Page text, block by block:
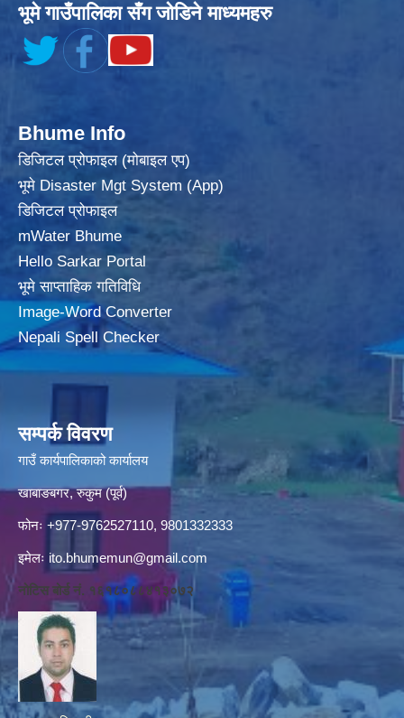
भूमे गाउँपालिका सँग जोडिने माध्यमहरु
Bhume Info
डिजिटल प्रोफाइल (मोबाइल एप)
भूमे Disaster Mgt System (App)
डिजिटल प्रोफाइल
mWater Bhume
Hello Sarkar Portal
भूमे साप्ताहिक गतिविधि
Image-Word Converter
Nepali Spell Checker
सम्पर्क विवरण
गाउँ कार्यपालिकाको कार्यालय
खाबाङबगर, रुकुम (पूर्व)
फोनः +977-9762527110, 9801332333
इमेलः ito.bhumemun@gmail.com
नोटिस बोर्ड नं. १६१८०८८४१३०७२